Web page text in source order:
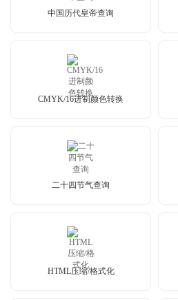
中国历代皇帝查询
CMYK/16进制颜色转换
二十四节气查询
HTML压缩/格式化